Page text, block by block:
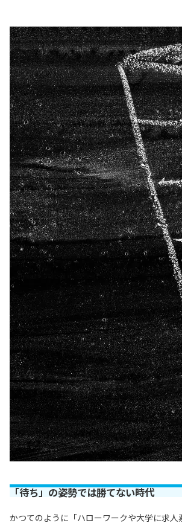
「待ち」の姿勢では勝てない時代
かつてのように「ハローワークや大学に求